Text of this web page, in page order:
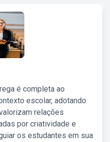
é completa ao
escolar, adotando
relações
por criatividade e
os estudantes em sua